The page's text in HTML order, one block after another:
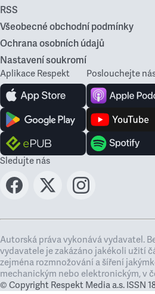
RSS
Všeobecné obchodní podmínky
Ochrana osobních údajů
Nastavení soukromí
Aplikace Respekt Poslouchejte
Sledujte nás
Autorská práva vykonává vydavatel.
vydavatele je zakázáno jakékoli užití
zejména rozmnožování a šíření
mechanickým nebo elektronickým, v
© Copyright Respekt Media a.s. ISSN